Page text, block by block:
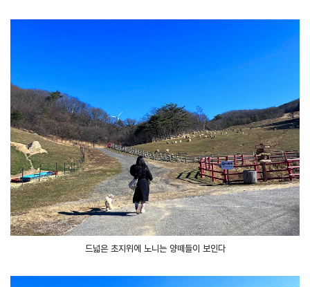
드넓은 초지위에 노니는 양떼들이 보인다